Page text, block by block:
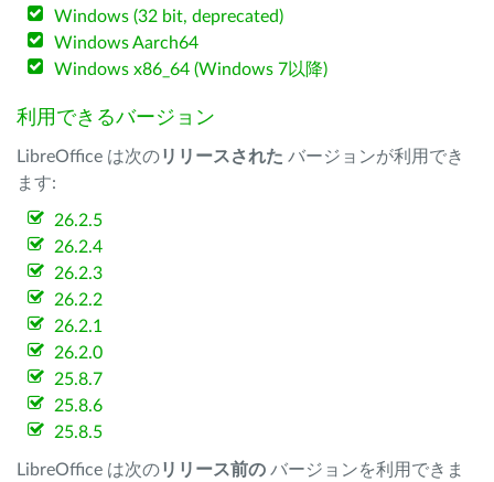
Windows (32 bit, deprecated)
Windows Aarch64
Windows x86_64 (Windows 7以降)
利用できるバージョン
LibreOffice は次のリリースされた バージョンが利用でき
ます:
26.2.5
26.2.4
26.2.3
26.2.2
26.2.1
26.2.0
25.8.7
25.8.6
25.8.5
LibreOffice は次のリリース前の バージョンを利用できま